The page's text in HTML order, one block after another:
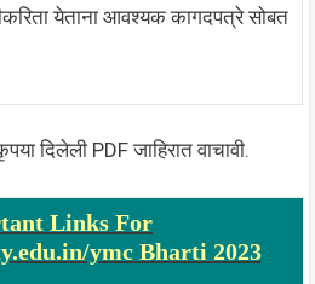
येताना आवश्यक कागदपत्रे सोबत
दिलेली PDF जाहिरात वाचावी.
Links For
ymc Bharti 2023